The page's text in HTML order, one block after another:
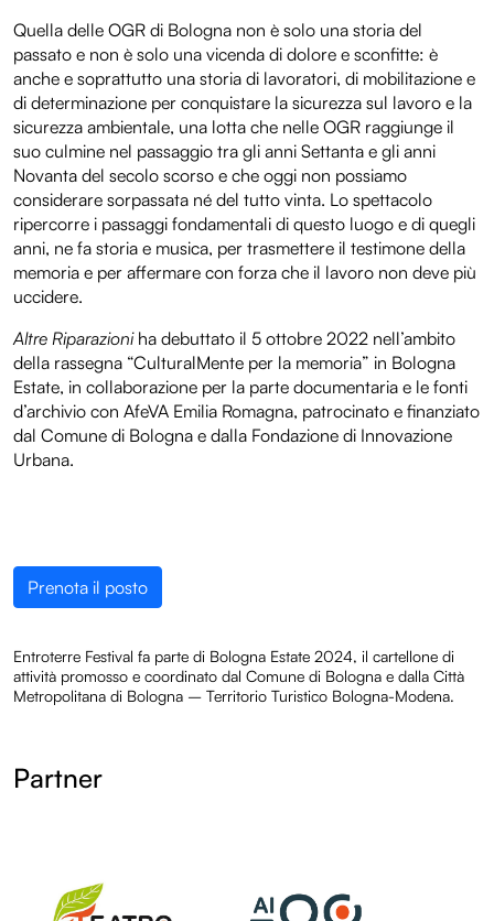
Quella delle OGR di Bologna non è solo una storia del
passato e non è solo una vicenda di dolore e sconfitte: è
anche e soprattutto una storia di lavoratori, di mobilitazione e
di determinazione per conquistare la sicurezza sul lavoro e la
sicurezza ambientale, una lotta che nelle OGR raggiunge il
suo culmine nel passaggio tra gli anni Settanta e gli anni
Novanta del secolo scorso e che oggi non possiamo
considerare sorpassata né del tutto vinta. Lo spettacolo
ripercorre i passaggi fondamentali di questo luogo e di quegli
anni, ne fa storia e musica, per trasmettere il testimone della
memoria e per affermare con forza che il lavoro non deve più
uccidere.
Altre Riparazioni ha debuttato il 5 ottobre 2022 nell’ambito
della rassegna “CulturalMente per la memoria” in Bologna
Estate, in collaborazione per la parte documentaria e le fonti
d’archivio con AfeVA Emilia Romagna, patrocinato e finanziato
dal Comune di Bologna e dalla Fondazione di Innovazione
Urbana.
Prenota il posto
Entroterre Festival fa parte di Bologna Estate 2024, il cartellone di
attività promosso e coordinato dal Comune di Bologna e dalla Città
Metropolitana di Bologna – Territorio Turistico Bologna-Modena.
Partner